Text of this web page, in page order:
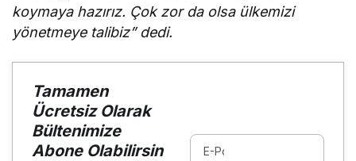
koymaya hazırız. Çok zor da olsa ülkemizi
yönetmeye talibiz” dedi.
Tamamen
Ücretsiz Olarak
Bültenimize
Abone Olabilirsin